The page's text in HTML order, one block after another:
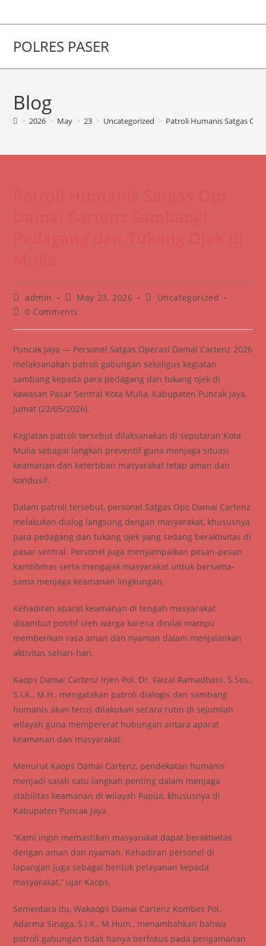
to
POLRES PASER
Blog
> 2026 > May > 23 > Uncategorized > Patroli Humanis Satgas
Post
author:
admin
Post
published:
May 23, 2026
PostUncategorized
Post0 Comments
Puncak Jaya — Personel Satgas Operasi Damai Cartenz 2026
melaksanakan patroli gabungan sekaligus kegiatan
sambang kepada para pedagang dan tukang ojek di
kawasan Pasar Sentral Kota Mulia, Kabupaten Puncak Jaya,
Jumat (22/05/2026).
Kegiatan patroli tersebut dilaksanakan di seputaran Kota
Mulia sebagai langkah preventif guna menjaga situasi
keamanan dan ketertiban masyarakat tetap aman dan
kondusif.
Dalam patroli tersebut, personel Satgas Ops Damai Cartenz
melakukan dialog langsung dengan masyarakat, khususnya
para pedagang dan tukang ojek yang sedang beraktivitas di
pasar sentral. Personel juga menyampaikan pesan-pesan
kamtibmas serta mengajak masyarakat untuk bersama-
sama menjaga keamanan lingkungan.
Kehadiran aparat keamanan di tengah masyarakat
disambut positif oleh warga karena dinilai mampu
memberikan rasa aman dan nyaman dalam menjalankan
aktivitas sehari-hari.
Kaops Damai Cartenz Irjen Pol. Dr. Faizal Ramadhani, S.Sos.,
S.I.K., M.H., mengatakan patroli dialogis dan sambang
humanis akan terus dilakukan secara rutin di sejumlah
wilayah guna mempererat hubungan antara aparat
keamanan dan masyarakat.
Menurut Kaops Damai Cartenz, pendekatan humanis
menjadi salah satu langkah penting dalam menjaga
stabilitas keamanan di wilayah Papua, khususnya di
Kabupaten Puncak Jaya.
“Kami ingin memastikan masyarakat dapat beraktivitas
dengan aman dan nyaman. Kehadiran personel di
lapangan juga sebagai bentuk pelayanan kepada
masyarakat,” ujar Kaops.
Sementara itu, Wakaops Damai Cartenz Kombes Pol.
Adarma Sinaga, S.I.K., M.Hum., menambahkan bahwa
patroli gabungan tidak hanya berfokus pada pengamanan